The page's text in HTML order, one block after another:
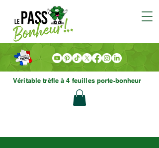
Véritable trèfle à 4 feuilles porte-bonheur